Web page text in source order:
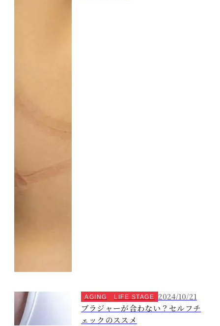
AGING LIFE STAGE 2024/10/21
ブラジャーが合わない？セルフチ
ェックのススメ